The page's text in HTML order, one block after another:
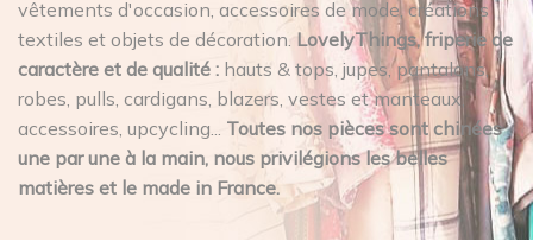
vêtements d'occasion, accessoires de mode, créations
textiles et objets de décoration. LovelyThings, friperie de
caractère et de qualité : hauts & tops, jupes, pantalons,
robes, pulls, cardigans, blazers, vestes et manteaux,
accessoires, upcycling... Toutes nos pièces sont chinées
une par une à la main, nous privilégions les belles
matières et le made in France.